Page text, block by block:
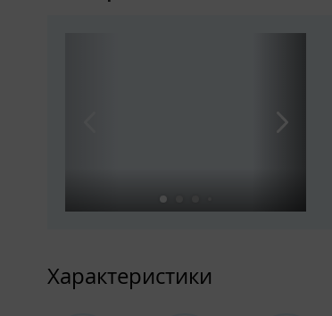
Характеристики